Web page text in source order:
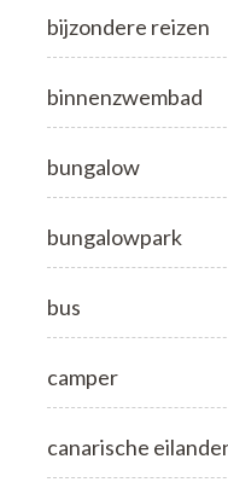
bijzondere reizen
binnenzwembad
bungalow
bungalowpark
bus
camper
canarische